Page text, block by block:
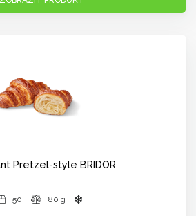
Pretzel-style BRIDOR
50 80 g